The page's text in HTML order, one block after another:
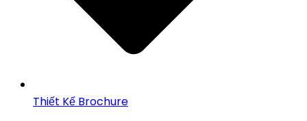
Thiết Kế Brochure